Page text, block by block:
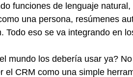
funciones de lenguaje natural,
una persona, resúmenes
Todo eso se va integrando en
mundo los debería usar ya?
el CRM como una simple